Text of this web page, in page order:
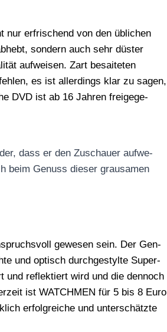
nur erfri­schend von den übli­chen
son­dern auch sehr düs­ter
auf­wei­sen. Zart besai­te­ten
es ist aller­dings klar zu sagen,
DVD ist ab 16 Jah­ren frei­ge­ge­
dass er den Zuschau­er auf­we­
beim Genuss die­ser grau­sa­men
gewe­sen sein. Der Gen­
und optisch durch­ge­styl­te Super­
und reflek­tiert wird und die den­noch
ist WATCHMEN für 5 bis 8 Euro
erfolg­rei­che und unter­schätz­te